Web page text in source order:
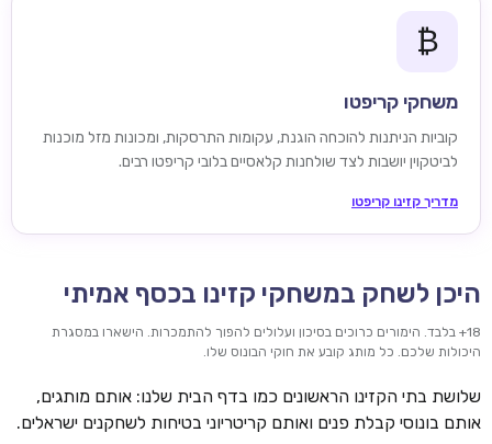
₿
משחקי קריפטו
קוביות הניתנות להוכחה הוגנת, עקומות התרסקות, ומכונות מזל מוכנות
לביטקוין יושבות לצד שולחנות קלאסיים בלובי קריפטו רבים.
מדריך קזינו קריפטו
היכן לשחק במשחקי קזינו בכסף אמיתי
18+ בלבד. הימורים כרוכים בסיכון ועלולים להפוך להתמכרות. הישארו במסגרת
היכולות שלכם. כל מותג קובע את חוקי הבונוס שלו.
שלושת בתי הקזינו הראשונים כמו בדף הבית שלנו: אותם מותגים,
אותם בונוסי קבלת פנים ואותם קריטריוני בטיחות לשחקנים ישראלים.